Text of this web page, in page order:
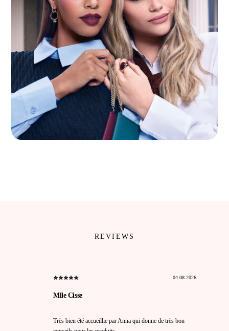
REVIEWS
04.08.2026
Mlle Cisse
Très bien été accueillie par Anna qui donne de très bon